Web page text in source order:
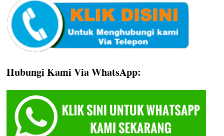
Hubungi Kami Via WhatsApp: